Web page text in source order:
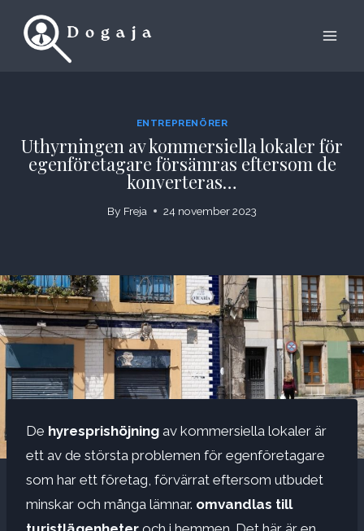
ENTREPRENÖRER
Uthyrningen av kommersiella lokaler för
egenföretagare försämras eftersom de
konverteras…
By Freja 24 november 2023
De hyresprishöjning av kommersiella lokaler är
ett av de största problemen för egenföretagare
som har ett företag, förvärrat eftersom utbudet
minskar och många lämnar. omvandlas till